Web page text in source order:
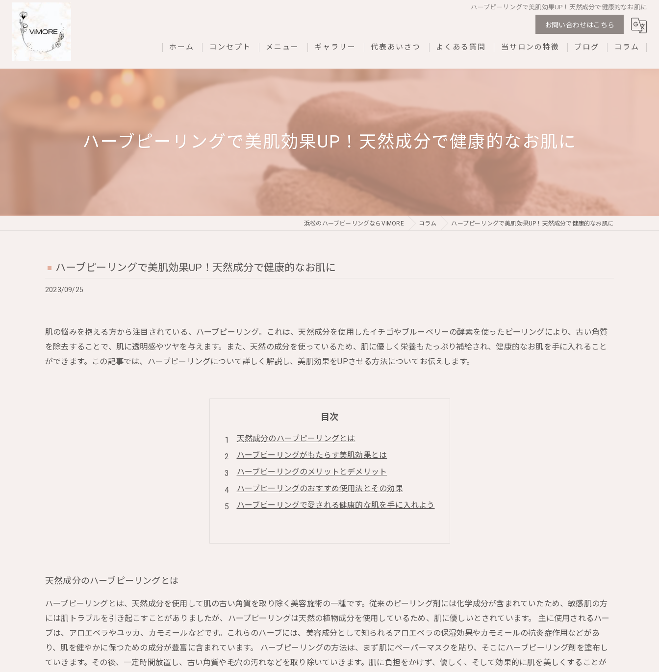
ハーブピーリングで美肌効果UP！天然成分で健康的なお肌に
お問い合わせはこちら
ホーム コンセプト メニュー ギャラリー 代表あいさつ よくある質問 当サロンの特徴
REVI
プライベートサロン
ブログ コラム
ハーブピーリングで美肌効果UP！天然成分で健康的なお肌に
浜松のハーブピーリングならViMORE コラム ハーブピーリングで美肌効果UP！天然成分で健康的なお肌に
ハーブピーリングで美肌効果UP！天然成分で健康的なお肌に
2023/09/25
肌の悩みを抱える方から注目されている、ハーブピーリング。これは、天然成分を使用したイチゴやブルーベリーの酵素を使ったピーリングにより、古い角質
を除去することで、肌に透明感やツヤを与えます。また、天然の成分を使っているため、肌に優しく栄養もたっぷり補給され、健康的なお肌を手に入れること
ができます。この記事では、ハーブピーリングについて詳しく解説し、美肌効果をUPさせる方法についてお伝えします。
目次
天然成分のハーブピーリングとは
ハーブピーリングがもたらす美肌効果とは
ハーブピーリングのメリットとデメリット
ハーブピーリングのおすすめ使用法とその効果
ハーブピーリングで愛される健康的な肌を手に入れよう
天然成分のハーブピーリングとは
ハーブピーリングとは、天然成分を使用して肌の古い角質を取り除く美容施術の一種です。従来のピーリング剤には化学成分が含まれていたため、敏感肌の方
には肌トラブルを引き起こすことがありましたが、ハーブピーリングは天然の植物成分を使用しているため、肌に優しいとされています。 主に使用されるハー
ブは、アロエベラやユッカ、カモミールなどです。これらのハーブには、美容成分として知られるアロエベラの保湿効果やカモミールの抗炎症作用などがあ
り、肌を健やかに保つための成分が豊富に含まれています。 ハーブピーリングの方法は、まず肌にペーパーマスクを貼り、そこにハーブピーリング剤を塗布し
ていきます。その後、一定時間放置し、古い角質や毛穴の汚れなどを取り除いていきます。肌に負担をかけず、優しく、そして効果的に肌を美しくすることが